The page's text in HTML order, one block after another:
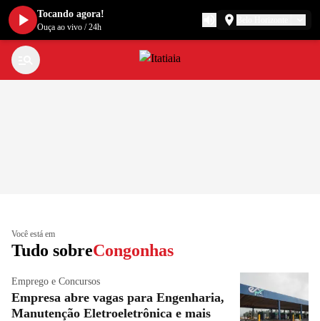
Você está em
Tudo sobreCongonhas
Emprego e Concursos
Empresa abre vagas para Engenharia,
Manutenção Eletroeletrônica e mais
Tocando agora!
Ouça ao vivo /24h